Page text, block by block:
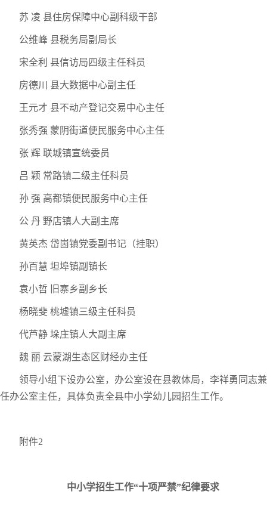
苏 凌 县住房保障中心副科级干部
公维峰 县税务局副局长
宋全利 县信访局四级主任科员
房德川 县大数据中心副主任
王元才 县不动产登记交易中心主任
张秀强 蒙阴街道便民服务中心主任
张 辉 联城镇宣统委员
吕 颖 常路镇二级主任科员
孙 强 高都镇便民服务中心主任
公 丹 野店镇人大副主席
黄英杰 岱崮镇党委副书记（挂职）
孙百慧 坦埠镇副镇长
袁小哲 旧寨乡副乡长
杨晓斐 桃墟镇三级主任科员
代芦静 垛庄镇人大副主席
魏 丽 云蒙湖生态区财经办主任
领导小组下设办公室，办公室设在县教体局，李祥勇同志兼
任办公室主任，具体负责全县中小学幼儿园招生工作。
附件2
中小学招生工作“十项严禁”纪律要求